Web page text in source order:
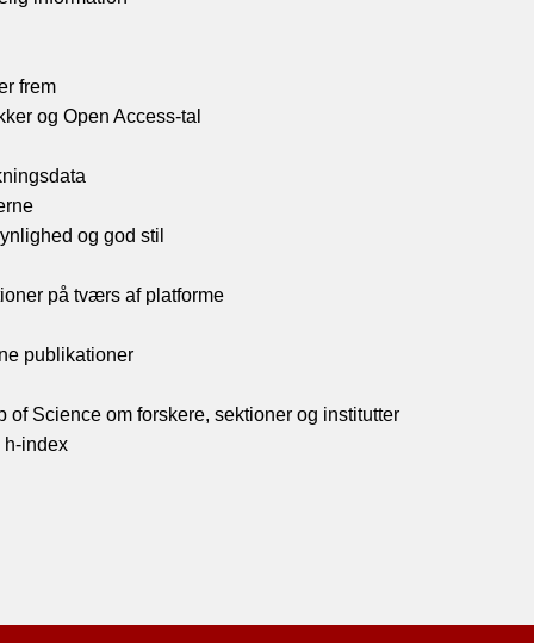
frem
og Open Access-tal
og god stil
på tværs af platforme
publikationer
of Science om forskere, sektioner og institutter
h-index